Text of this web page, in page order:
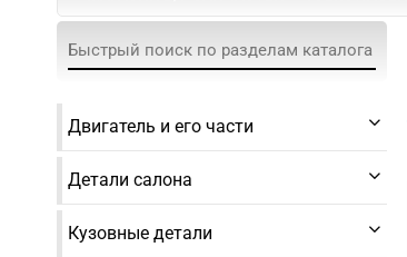
Двигатель и его части
Детали салона
Кузовные детали